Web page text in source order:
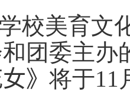
校美育文
团委主办
》 将于11